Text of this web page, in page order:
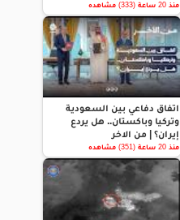
منذ 20 ساعة (333) مشاهده
اتفاق دفاعي بين السعودية
وتركيا وباكستان.. هل يردع
إيران؟ | من الاخر
منذ 20 ساعة (351) مشاهده